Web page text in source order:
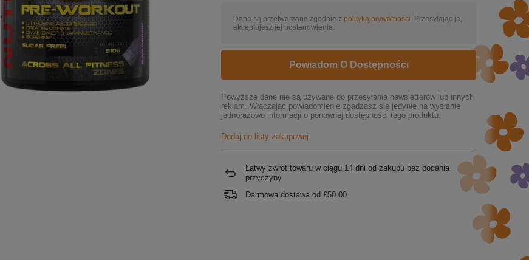
Dane są przetwarzane zgodnie z polityką prywatności . Przesyłając je,
akceptujesz jej postanowienia.
Powiadom O Dostępności
Powyższe dane nie są używane do przesyłania newsletterów lub innych
reklam. Włączając powiadomienie zgadzasz się jedynie na wysłanie
jednorazowo informacji o ponownej dostępności tego produktu.
Dodaj do listy zakupowej
Łatwy zwrot towaru w ciągu 14 dni od zakupu bez podania
przyczyny
Darmowa dostawa od £50.00